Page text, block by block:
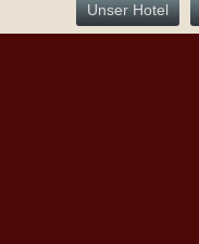
Unser Hotel